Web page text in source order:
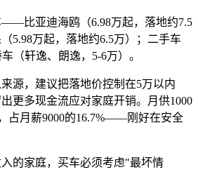
比亚迪海鸥（6.98万起，落地约7.5
5.98万起，落地约6.5万）；二手车
（轩逸、朗逸，5-6万）。
源，建议把落地价控制在5万以内
出更多现金流应对家庭开销。月供1000
占月薪9000的16.7%——刚好在安全
的家庭，买车必须考虑"最坏情